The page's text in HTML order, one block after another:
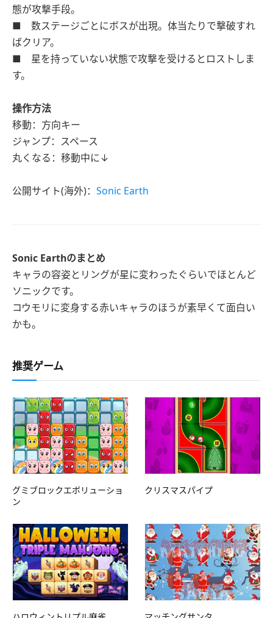
態が攻撃手段。
■ 数ステージごとにボスが出現。体当たりで撃破すれ
ばクリア。
■ 星を持っていない状態で攻撃を受けるとロストしま
す。
操作方法
移動：方向キー
ジャンプ：スペース
丸くなる：移動中に↓
公開サイト(海外)： Sonic Earth
Sonic Earthのまとめ
キャラの容姿とリングが星に変わったぐらいでほとんど
ソニックです。
コウモリに変身する赤いキャラのほうが素早くて面白い
かも。
推奨ゲーム
グミブロックエボリューショ
ン
クリスマスパイプ